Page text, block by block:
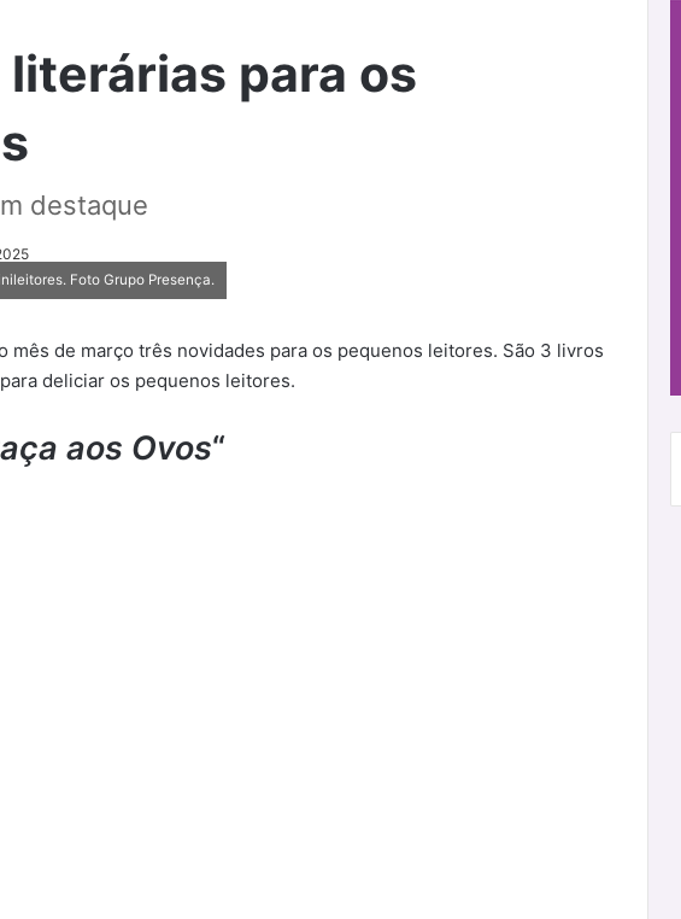
para os
destaque
Foto Grupo Presença.
mês de março três novidades para os pequenos leitores. São 3 livros
deliciar os pequenos leitores.
aos Ovos“